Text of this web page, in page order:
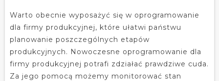
Warto obecnie wyposażyć się w oprogramowanie
dla firmy produkcyjnej, które ułatwi państwu
planowanie poszczególnych etapów
produkcyjnych. Nowoczesne oprogramowanie dla
firmy produkcyjnej potrafi zdziałać prawdziwe cuda.
Za jego pomocą możemy monitorować stan